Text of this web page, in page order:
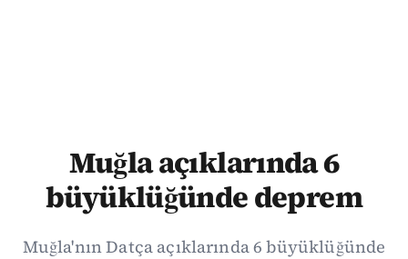
Muğla açıklarında 6
büyüklüğünde deprem
Muğla'nın Datça açıklarında 6 büyüklüğünde